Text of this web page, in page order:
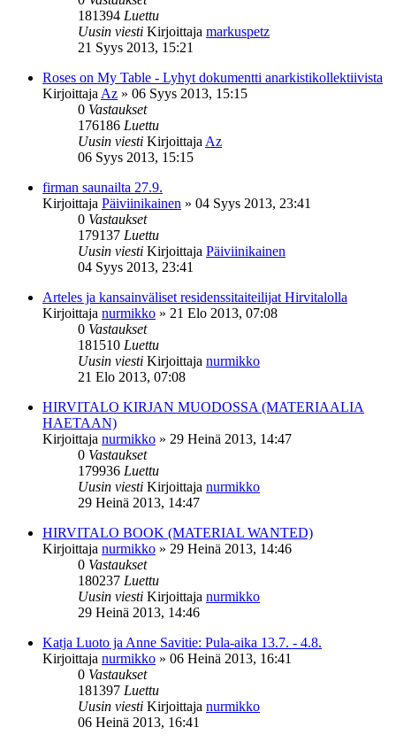
181394 Luettu
Uusin viesti Kirjoittaja markuspetz
21 Syys 2013, 15:21
Roses on My Table - Lyhyt dokumentti anarkistikollektiivista
Kirjoittaja Az » 06 Syys 2013, 15:15
0 Vastaukset
176186 Luettu
Uusin viesti Kirjoittaja Az
06 Syys 2013, 15:15
firman saunailta 27.9.
Kirjoittaja Päiviinikainen » 04 Syys 2013, 23:41
0 Vastaukset
179137 Luettu
Uusin viesti Kirjoittaja Päiviinikainen
04 Syys 2013, 23:41
Arteles ja kansainväliset residenssitaiteilijat Hirvitalolla
Kirjoittaja nurmikko » 21 Elo 2013, 07:08
0 Vastaukset
181510 Luettu
Uusin viesti Kirjoittaja nurmikko
21 Elo 2013, 07:08
HIRVITALO KIRJAN MUODOSSA (MATERIAALIA
HAETAAN)
Kirjoittaja nurmikko » 29 Heinä 2013, 14:47
0 Vastaukset
179936 Luettu
Uusin viesti Kirjoittaja nurmikko
29 Heinä 2013, 14:47
HIRVITALO BOOK (MATERIAL WANTED)
Kirjoittaja nurmikko » 29 Heinä 2013, 14:46
0 Vastaukset
180237 Luettu
Uusin viesti Kirjoittaja nurmikko
29 Heinä 2013, 14:46
Katja Luoto ja Anne Savitie: Pula-aika 13.7. - 4.8.
Kirjoittaja nurmikko » 06 Heinä 2013, 16:41
0 Vastaukset
181397 Luettu
Uusin viesti Kirjoittaja nurmikko
06 Heinä 2013, 16:41